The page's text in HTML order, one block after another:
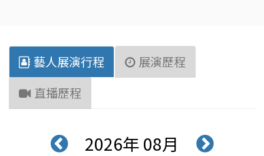
藝人展演行程
展演歷程
直播歷程
2026年 08月